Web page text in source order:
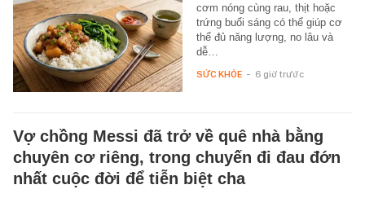
cơm nóng cùng rau, thịt hoặc
trứng buổi sáng có thể giúp cơ
thể đủ năng lượng, no lâu và
dễ…
SỨC KHỎE - 6 giờ trước
Vợ chồng Messi đã trở về quê nhà bằng
chuyên cơ riêng, trong chuyến đi đau đớn
nhất cuộc đời để tiễn biệt cha